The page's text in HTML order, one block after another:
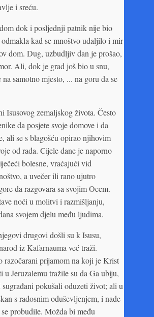
i sreću.
dok i posljednji patnik nije bio
kad se mnoštvo udaljilo i mir
dom. Dug, uzbudljiv dan je prošao,
Ali, dok je grad još bio u snu,
samotno mjesto, ... na goru da se
Isusovog zemaljskog života. Često
da posjete svoje domove i da
ali se s blagošću opirao njihovim
od rada. Cijele dane je naporno
bolesne, vraćajući vid
a uvečer ili rano ujutro
da razgovara sa svojim Ocem.
noći u molitvi i razmišljanju,
svojem djelu među ljudima.
drugovi došli su k Isusu,
iz Kafarnauma već traži.
razočarani prijamom na koji je Krist
u Jeruzalemu tražile su da Ga ubiju,
pokušali oduzeti život; ali u
s radosnim oduševljenjem, i nade
probudile. Možda bi među